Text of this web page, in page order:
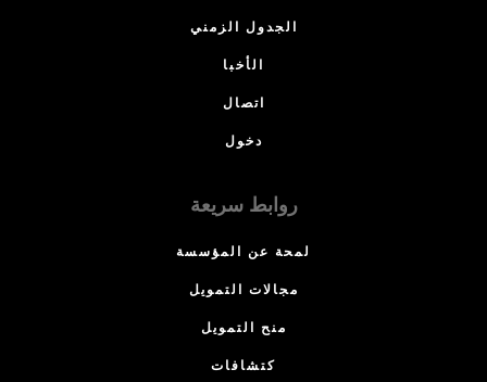
الجدول الزمني
الأخبا
اتصال
دخول
روابط سريعة
لمحة عن المؤسسة
مجالات التمويل
منح التمويل
كتشافات